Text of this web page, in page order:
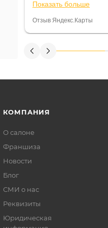
постоянно были на
Считаю, что это
Показать больше
Отзыв Яндекс.Карты
КОМПАНИЯ
О салоне
Франшиза
Новости
Блог
СМИ о нас
Реквизиты
Юридическая